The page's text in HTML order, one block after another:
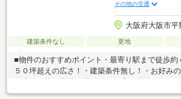
その他の交通
大阪府大阪市平
建築条件なし 更地
■物件のおすすめポイント・最寄り駅まで徒歩約
５０坪超えの広さ！・建築条件無し！・お好み
良好な南西向き！■周辺施設案内・イズミヤ平野